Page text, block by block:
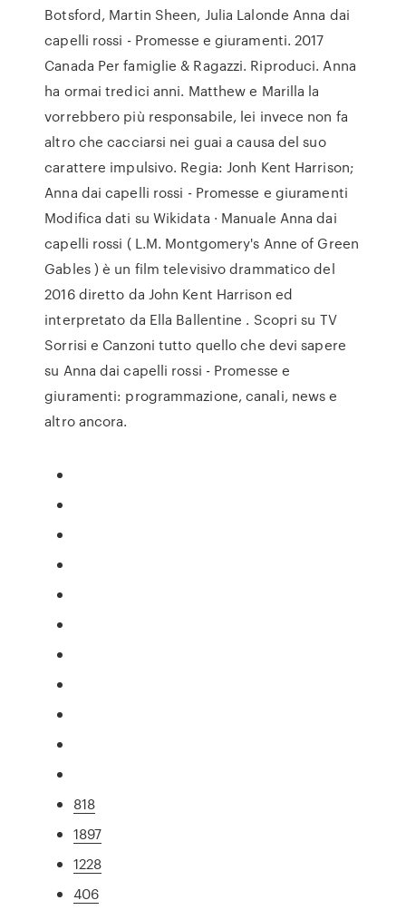
Botsford, Martin Sheen, Julia Lalonde Anna dai
capelli rossi - Promesse e giuramenti. 2017
Canada Per famiglie & Ragazzi. Riproduci. Anna
ha ormai tredici anni. Matthew e Marilla la
vorrebbero più responsabile, lei invece non fa
altro che cacciarsi nei guai a causa del suo
carattere impulsivo. Regia: Jonh Kent Harrison;
Anna dai capelli rossi - Promesse e giuramenti
Modifica dati su Wikidata · Manuale Anna dai
capelli rossi ( L.M. Montgomery's Anne of Green
Gables ) è un film televisivo drammatico del
2016 diretto da John Kent Harrison ed
interpretato da Ella Ballentine . Scopri su TV
Sorrisi e Canzoni tutto quello che devi sapere
su Anna dai capelli rossi - Promesse e
giuramenti: programmazione, canali, news e
altro ancora.
818
1897
1228
406